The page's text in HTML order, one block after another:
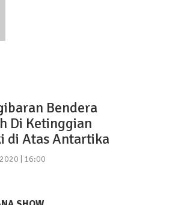
Bendera
Di Ketinggian
di Atas Antartika
| 16:00